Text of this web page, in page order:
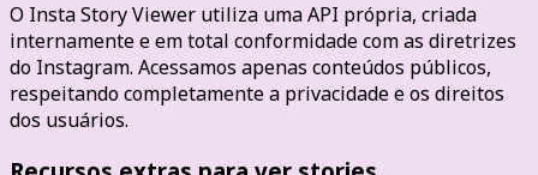
O Insta Story Viewer utiliza uma API própria, criada
internamente e em total conformidade com as diretrizes
do Instagram. Acessamos apenas conteúdos públicos,
respeitando completamente a privacidade e os direitos
dos usuários.